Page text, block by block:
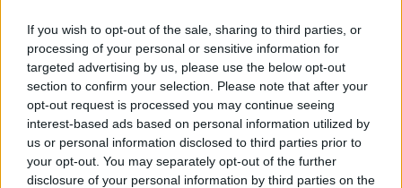
If you wish to opt-out of the sale, sharing to third parties, or
processing of your personal or sensitive information for
targeted advertising by us, please use the below opt-out
section to confirm your selection. Please note that after your
opt-out request is processed you may continue seeing
interest-based ads based on personal information utilized by
us or personal information disclosed to third parties prior to
your opt-out. You may separately opt-out of the further
disclosure of your personal information by third parties on the
Belföld
2023. március 28. 15:27
Eltűnt a Szálasira emlékező felirat özvegyének
sírkövéről, Táplánszentkereszt címere viszont